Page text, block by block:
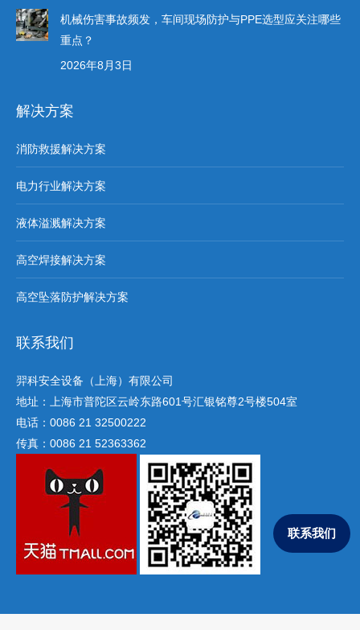
机械伤害事故频发，车间现场防护与PPE选型应关注哪些
重点？
2026年8月3日
解决方案
消防救援解决方案
电力行业解决方案
液体溢溅解决方案
高空焊接解决方案
高空坠落防护解决方案
联系我们
羿科安全设备（上海）有限公司
地址：上海市普陀区云岭东路601号汇银铭尊2号楼504室
电话：0086 21 32500222
传真：0086 21 52363362
联系我们